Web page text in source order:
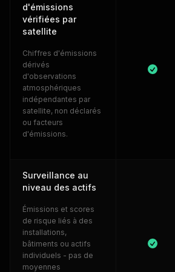
d'émissions
vérifiées par
satellite
Chiffres d'émissions
dérivés
d'observations
atmosphériques
indépendantes par
satellite, non déclarés
ou facteurs
d'émissions.
Surveillance au
niveau des actifs
Émissions et scores
de risque liés à des
installations,
bâtiments ou actifs
individuels - pas de
moyennes